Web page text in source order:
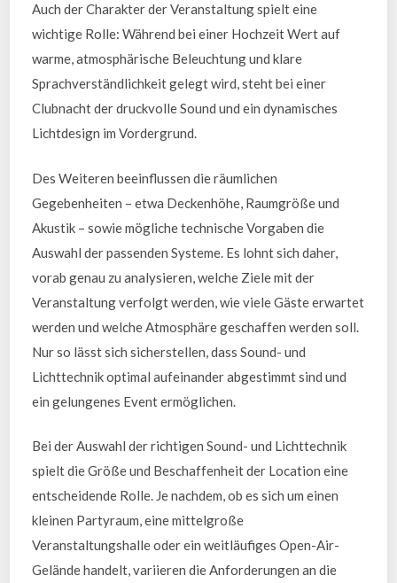
Auch der Charakter der Veranstaltung spielt eine
wichtige Rolle: Während bei einer Hochzeit Wert auf
warme, atmosphärische Beleuchtung und klare
Sprachverständlichkeit gelegt wird, steht bei einer
Clubnacht der druckvolle Sound und ein dynamisches
Lichtdesign im Vordergrund.
Des Weiteren beeinflussen die räumlichen
Gegebenheiten – etwa Deckenhöhe, Raumgröße und
Akustik – sowie mögliche technische Vorgaben die
Auswahl der passenden Systeme. Es lohnt sich daher,
vorab genau zu analysieren, welche Ziele mit der
Veranstaltung verfolgt werden, wie viele Gäste erwartet
werden und welche Atmosphäre geschaffen werden soll.
Nur so lässt sich sicherstellen, dass Sound- und
Lichttechnik optimal aufeinander abgestimmt sind und
ein gelungenes Event ermöglichen.
Bei der Auswahl der richtigen Sound- und Lichttechnik
spielt die Größe und Beschaffenheit der Location eine
entscheidende Rolle. Je nachdem, ob es sich um einen
kleinen Partyraum, eine mittelgroße
Veranstaltungshalle oder ein weitläufiges Open-Air-
Gelände handelt, variieren die Anforderungen an die